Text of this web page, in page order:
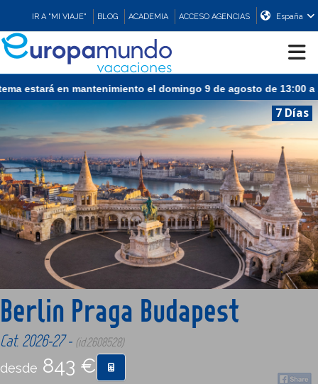
IR A "MI VIAJE" BLOG ACADEMIA ACCESO AGENCIAS España
CRUCEROS
EUROPA
ASIA
ORIENTE
PROMOCIONES
COMPRAR
en mantenimiento el domingo 9 de agosto de 13:00 a 15:30
7 Días
Berlin Praga Budapest
Cat. 2026-27 - (id:2608528)
desde 843 €